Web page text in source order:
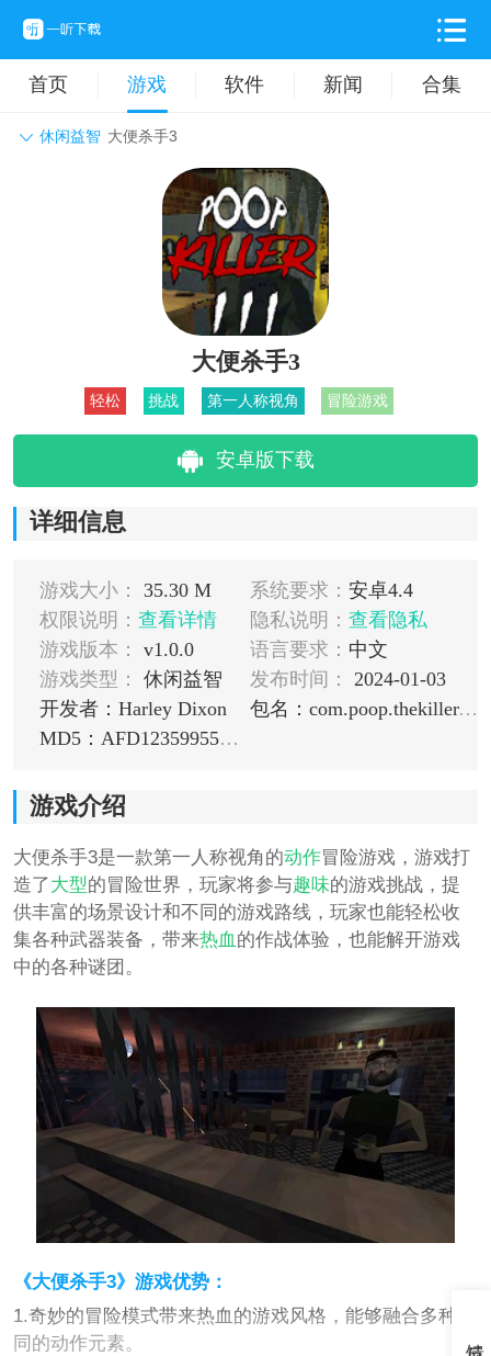
首页 游戏 软件 新闻 合集
休闲益智 大便杀手3
动作格斗 休闲益智
卡牌对战 音乐舞蹈
挂机养成
大便杀手3
轻松 挑战 第一人称视角 冒险游戏
安卓版下载
详细信息
游戏大小： 35.30 M 系统要求： 安卓4.4
权限说明： 查看详情 隐私说明： 查看隐私
游戏版本：
v1.0.0 语言要求： 中文
游戏类型：
休闲益智 发布时间：
2024-01-03
开发者：Harley Dixon
包名：com.poop.thekiller.allchapters.game
MD5：AFD12359955C5E9D3F8FA071EB9A4E87
游戏介绍
大便杀手3是一款第一人称视角的动作冒险游戏，游戏打
造了大型的冒险世界，玩家将参与趣味的游戏挑战，提
供丰富的场景设计和不同的游戏路线，玩家也能轻松收
集各种武器装备，带来热血 的作战体验，也能解开游戏
中的各种谜团。
《大便杀手3》游戏优势：
1.奇妙的冒险模式带来热血的游戏风格，能够融合多种不
同的动作元素。